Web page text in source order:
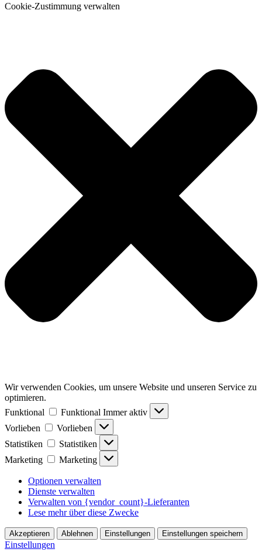
Cookie-Zustimmung verwalten
Wir verwenden Cookies, um unsere Website und unseren Service zu
optimieren.
Funktional
Funktional Immer aktiv
Vorlieben
Vorlieben
Statistiken
Statistiken
Marketing
Marketing
Optionen verwalten
Dienste verwalten
Verwalten von {vendor_count}-Lieferanten
Lese mehr über diese Zwecke
Akzeptieren Ablehnen Einstellungen Einstellungen speichern
Einstellungen